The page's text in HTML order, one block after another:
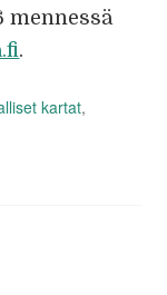
mennessä
.
kartat,